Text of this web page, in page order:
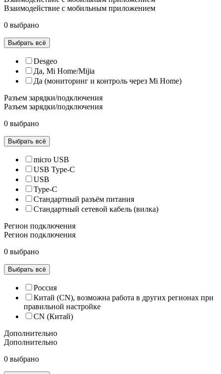
Взаимодействие с мобильным приложением
0 выбрано
Выбрать всё
Desgeo
Да, Mi Home/Mijia
Да (мониторинг и контроль через Mi Home)
Разъем зарядки/подключения
Разъем зарядки/подключения
0 выбрано
Выбрать всё
micro USB
USB Type-C
USB
Type-C
Стандартный разъём питания
Стандартный сетевой кабель (вилка)
Регион подключения
Регион подключения
0 выбрано
Выбрать всё
Россия
Китай (CN), возможна работа в других регионах при
правильной настройке
CN (Китай)
Дополнительно
Дополнительно
0 выбрано